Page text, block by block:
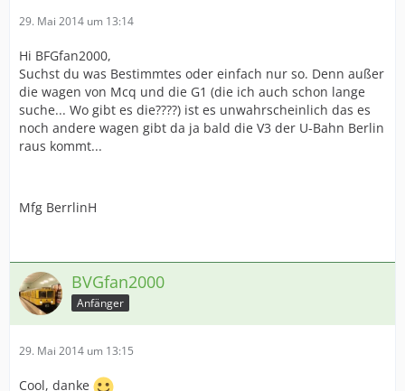
29. Mai 2014 um 13:14
Hi BFGfan2000,
Suchst du was Bestimmtes oder einfach nur so. Denn außer
die wagen von Mcq und die G1 (die ich auch schon lange
suche... Wo gibt es die????) ist es unwahrscheinlich das es
noch andere wagen gibt da ja bald die V3 der U-Bahn Berlin
raus kommt...
Mfg BerrlinH
BVGfan2000
Anfänger
29. Mai 2014 um 13:15
Cool, danke